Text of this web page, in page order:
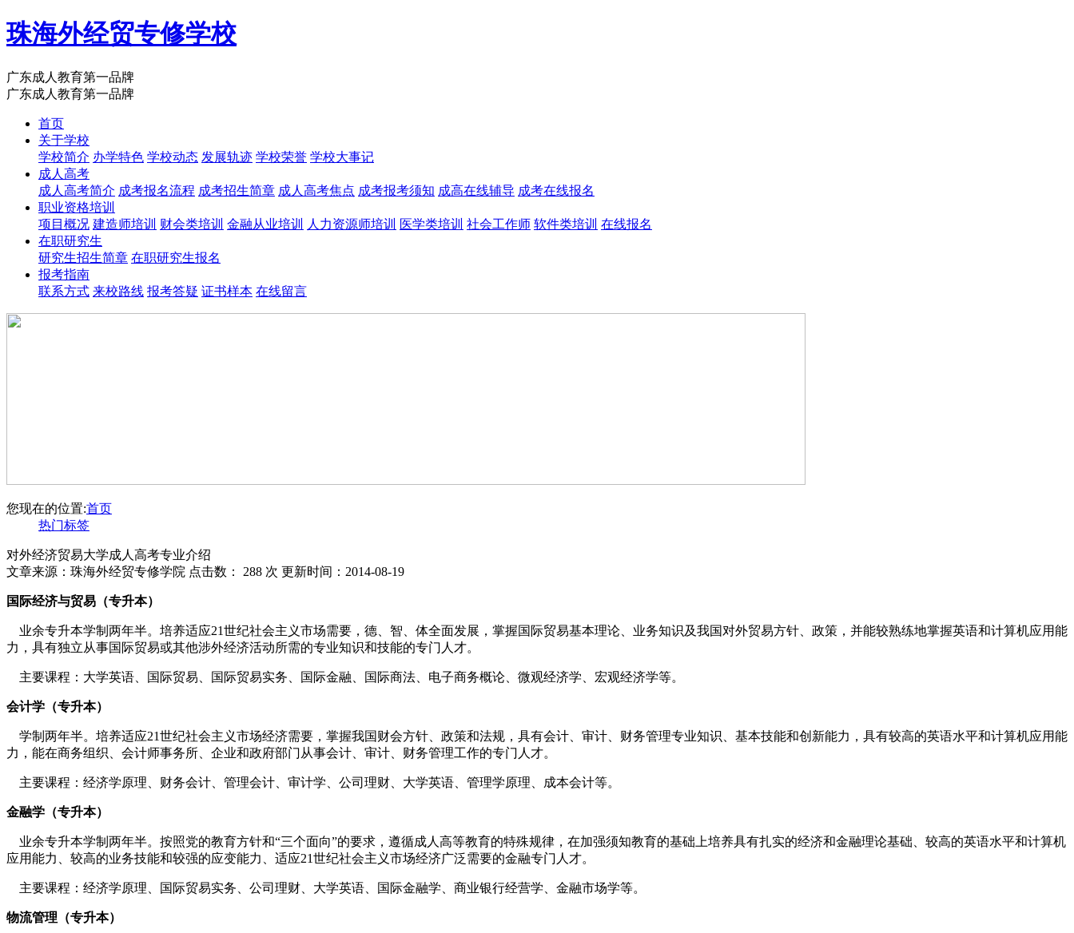
珠海外经贸专修学校
广东成人教育第一品牌
广东成人教育第一品牌
首页
关于学校
学校简介 办学特色 学校动态 发展轨迹 学校荣誉 学校大事记
成人高考
成人高考简介 成考报名流程 成考招生简章 成人高考焦点 成考报考须知 成高在线辅导 成考在线报名
职业资格培训
项目概况 建造师培训 财会类培训 金融从业培训 人力资源师培训 医学类培训 社会工作师 软件类培训 在线报名
在职研究生
研究生招生简章 在职研究生报名
报考指南
联系方式 来校路线 报考答疑 证书样本 在线留言
您现在的位置:首页
热门标签
对外经济贸易大学成人高考专业介绍
文章来源：珠海外经贸专修学院 点击数： 288 次 更新时间：2014-08-19
国际经济与贸易（专升本）
业余专升本学制两年半。培养适应21世纪社会主义市场需要，德、智、体全面发展，掌握国际贸易基本理论、业务知识及我国对外贸易方针、政策，并能较熟练地掌握英语和计算机应用能
力，具有独立从事国际贸易或其他涉外经济活动所需的专业知识和技能的专门人才。
主要课程：大学英语、国际贸易、国际贸易实务、国际金融、国际商法、电子商务概论、微观经济学、宏观经济学等。
会计学（专升本）
学制两年半。培养适应21世纪社会主义市场经济需要，掌握我国财会方针、政策和法规，具有会计、审计、财务管理专业知识、基本技能和创新能力，具有较高的英语水平和计算机应用能
力，能在商务组织、会计师事务所、企业和政府部门从事会计、审计、财务管理工作的专门人才。
主要课程：经济学原理、财务会计、管理会计、审计学、公司理财、大学英语、管理学原理、成本会计等。
金融学（专升本）
业余专升本学制两年半。按照党的教育方针和“三个面向”的要求，遵循成人高等教育的特殊规律，在加强须知教育的基础上培养具有扎实的经济和金融理论基础、较高的英语水平和计算机
应用能力、较高的业务技能和较强的应变能力、适应21世纪社会主义市场经济广泛需要的金融专门人才。
主要课程：经济学原理、国际贸易实务、公司理财、大学英语、国际金融学、商业银行经营学、金融市场学等。
物流管理（专升本）